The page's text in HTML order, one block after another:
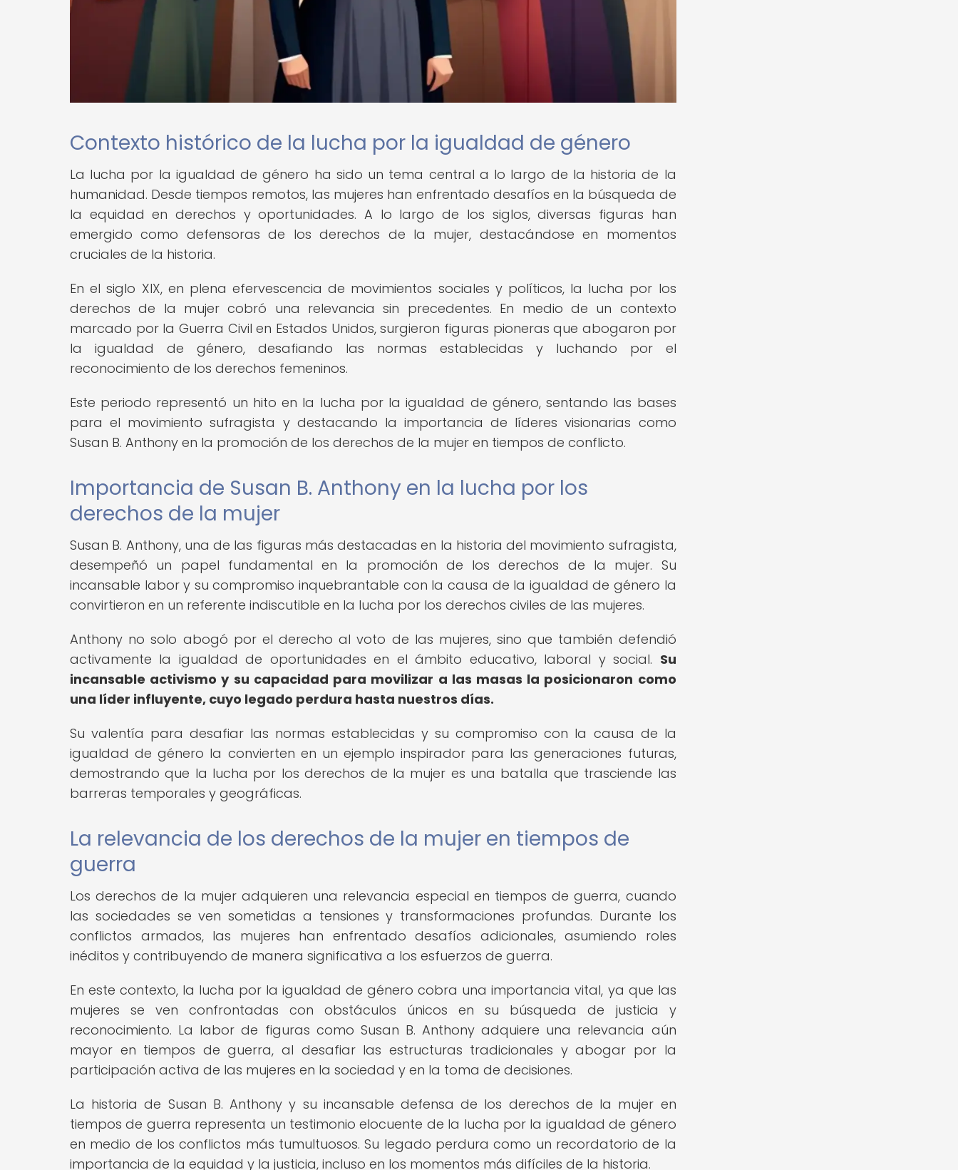
Contexto histórico de la lucha por la igualdad de género
La lucha por la igualdad de género ha sido un tema central a lo largo de la historia de la
humanidad. Desde tiempos remotos, las mujeres han enfrentado desafíos en la búsqueda de
la equidad en derechos y oportunidades. A lo largo de los siglos, diversas figuras han
emergido como defensoras de los derechos de la mujer, destacándose en momentos
cruciales de la historia.
En el siglo XIX, en plena efervescencia de movimientos sociales y políticos, la lucha por los
derechos de la mujer cobró una relevancia sin precedentes. En medio de un contexto
marcado por la Guerra Civil en Estados Unidos, surgieron figuras pioneras que abogaron por
la igualdad de género, desafiando las normas establecidas y luchando por el
reconocimiento de los derechos femeninos.
Este periodo representó un hito en la lucha por la igualdad de género, sentando las bases
para el movimiento sufragista y destacando la importancia de líderes visionarias como
Susan B. Anthony en la promoción de los derechos de la mujer en tiempos de conflicto.
Importancia de Susan B. Anthony en la lucha por los
derechos de la mujer
Susan B. Anthony, una de las figuras más destacadas en la historia del movimiento sufragista,
desempeñó un papel fundamental en la promoción de los derechos de la mujer. Su
incansable labor y su compromiso inquebrantable con la causa de la igualdad de género la
convirtieron en un referente indiscutible en la lucha por los derechos civiles de las mujeres.
Anthony no solo abogó por el derecho al voto de las mujeres, sino que también defendió
activamente la igualdad de oportunidades en el ámbito educativo, laboral y social. Su
incansable activismo y su capacidad para movilizar a las masas la posicionaron como
una líder influyente, cuyo legado perdura hasta nuestros días.
Su valentía para desafiar las normas establecidas y su compromiso con la causa de la
igualdad de género la convierten en un ejemplo inspirador para las generaciones futuras,
demostrando que la lucha por los derechos de la mujer es una batalla que trasciende las
barreras temporales y geográficas.
La relevancia de los derechos de la mujer en tiempos de
guerra
Los derechos de la mujer adquieren una relevancia especial en tiempos de guerra, cuando
las sociedades se ven sometidas a tensiones y transformaciones profundas. Durante los
conflictos armados, las mujeres han enfrentado desafíos adicionales, asumiendo roles
inéditos y contribuyendo de manera significativa a los esfuerzos de guerra.
En este contexto, la lucha por la igualdad de género cobra una importancia vital, ya que las
mujeres se ven confrontadas con obstáculos únicos en su búsqueda de justicia y
reconocimiento. La labor de figuras como Susan B. Anthony adquiere una relevancia aún
mayor en tiempos de guerra, al desafiar las estructuras tradicionales y abogar por la
participación activa de las mujeres en la sociedad y en la toma de decisiones.
La historia de Susan B. Anthony y su incansable defensa de los derechos de la mujer en
tiempos de guerra representa un testimonio elocuente de la lucha por la igualdad de género
en medio de los conflictos más tumultuosos. Su legado perdura como un recordatorio de la
importancia de la equidad y la justicia, incluso en los momentos más difíciles de la historia.